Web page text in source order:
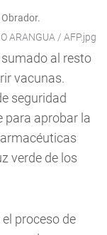
ARANGUA / AFP.jpg
al resto
vacunas.
seguridad
para aprobar la
verde de los
proceso de